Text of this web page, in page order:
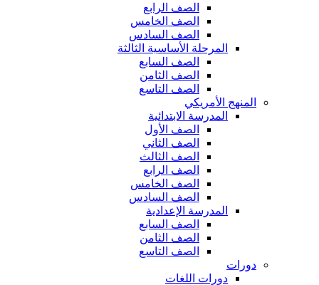
الصف الرابع
الصف الخامس
الصف السادس
المرحلة الأساسية الثالثة
الصف السابع
الصف الثامن
الصف التاسع
المنهج الأمريكي
المدرسة الابتدائية
الصف الأول
الصف الثاني
الصف الثالث
الصف الرابع
الصف الخامس
الصف السادس
المدرسة الإعدادية
الصف السابع
الصف الثامن
الصف التاسع
دورات
دورات اللغات